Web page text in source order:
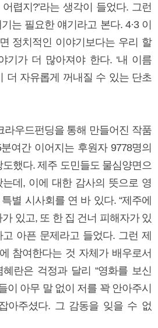
렵지?’라는 생각이 들었다. 그런
는 필요한 얘기라고 본다. 4·3 이
정치적인 이야기보다는 우리 할
기가 더 많아져야 한다. ‘내 이름
더 자유롭게 꺼내질 수 있는 단초
라우드펀딩을 통해 만들어진 작품
여간 이어지는 후원자 9778명의
했다. 제주 도민들도 물심양면으
데, 이에 대한 감사의 뜻으로 영
별 시사회를 연 바 있다. “제주에
있고, 또 한 집 건너 피해자가 있
아픈 문제라고 들었다. 그런 제
참여한다는 것 자체가 배우로서
혜란은 걱정과 달리 “영화를 보신
이 아무 말 없이 저를 꽉 안아주시
아주셨다. 그 감동을 잊을 수 없